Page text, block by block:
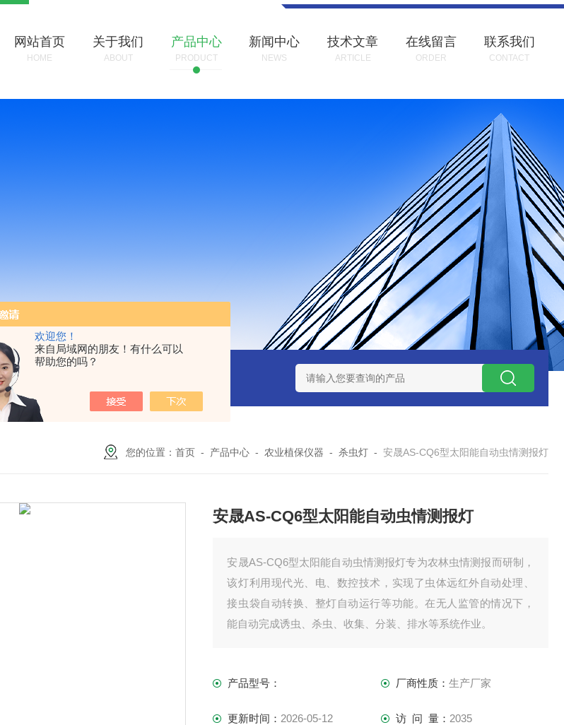
欢迎您！
来自局域网的朋友！有什么可以
帮助您的吗？
网站首页
HOME
关于我们
ABOUT
产品中心
PRODUCT
新闻中心
NEWS
技术文章
ARTICLE
在线留言
ORDER
联系我们
CONTACT
灰分测定马弗炉-郑州安晟科学仪器 SX2-9-17TP高温实验用热失重马弗炉 实验室小型高温马弗炉 陶瓷纤维
您的位置： 首页 - 产品中心 - 农业植保仪器 - 杀虫灯 - 安晟AS-CQ6型太阳能自动虫情测报灯
安晟AS-CQ6型太阳能自动虫情测报灯
安晟AS-CQ6型太阳能自动虫情测报灯专为农林虫情测报而研制，
该灯利用现代光、电、数控技术，实现了虫体远红外自动处理、
接虫袋自动转换、整灯自动运行等功能。在无人监管的情况下，
能自动完成诱虫、杀虫、收集、分装、排水等系统作业。
产品型号： 厂商性质： 生产厂家
更新时间： 2026-05-12 访 问 量： 2035